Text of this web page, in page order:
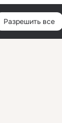
Войти
Разрешить все